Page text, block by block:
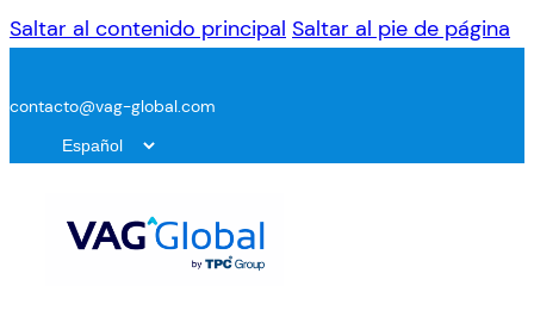
Saltar al contenido principal Saltar al pie de página
contacto@vag-global.com